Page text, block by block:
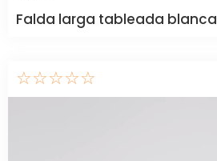
Falda larga tableada blanca
☆☆☆☆☆